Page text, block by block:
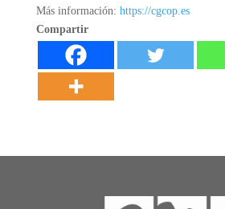
Más información: https://cgcop.es
Compartir